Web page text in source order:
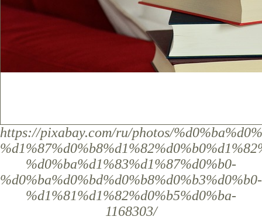
https://pixabay.com/ru/photos/
%d0%ba%d1%83%d1%87%d0%b0-
%d0%ba%d0%bd%d0%b8%d0%b3%d0%b0-
%d1%81%d1%82%d0%b5%d0%ba-
1168303/